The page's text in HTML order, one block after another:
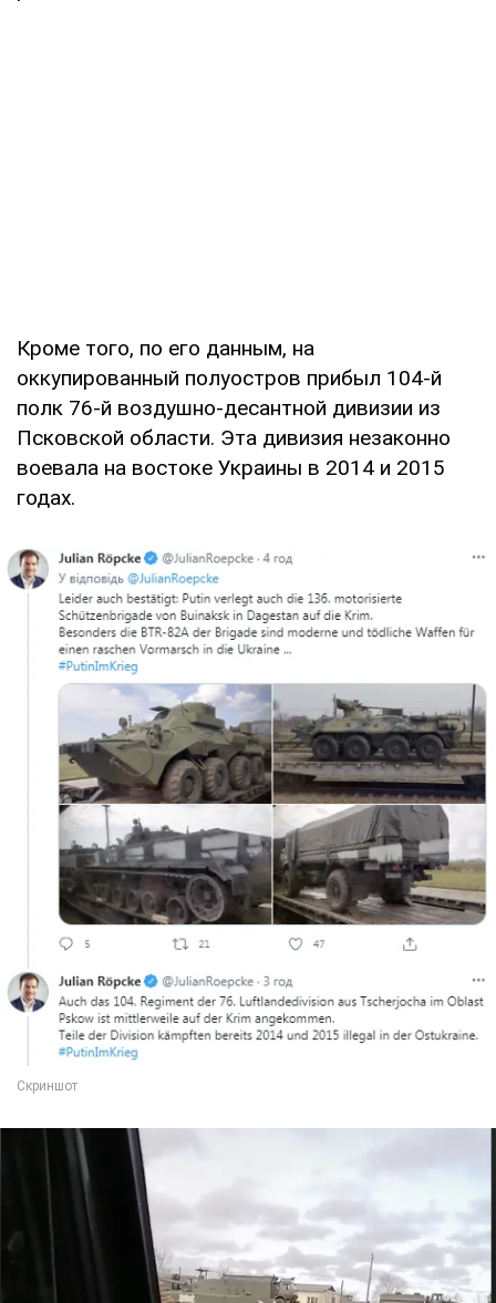
Кроме того, по его данным, на
оккупированный полуостров прибыл 104-й
полк 76-й воздушно-десантной дивизии из
Псковской области. Эта дивизия незаконно
воевала на востоке Украины в 2014 и 2015
годах.